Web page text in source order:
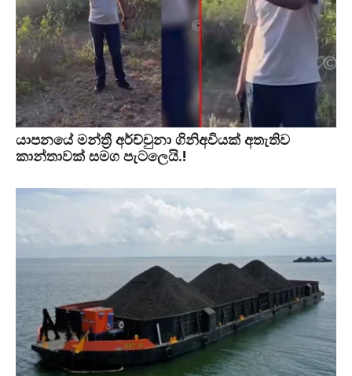
යාපනයේ මන්ත්‍රී අර්ච්චුනා ගිනිඅවියක් අතැතිව
කාන්තාවක් සමග පැටලෙයි.!